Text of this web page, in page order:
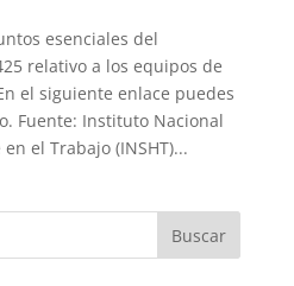
esenciales del
relativo a los equipos de
el siguiente enlace puedes
Fuente: Instituto Nacional
el Trabajo (INSHT)...
Buscar